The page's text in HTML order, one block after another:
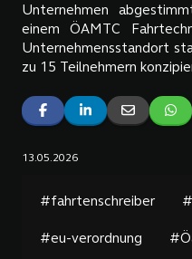
Unternehmen
einem ÖAMTC
Unternehmensstandort
zu 15 Teilnehmern
13.05.2026
#fahrtenschreiber
#eu-verordnung